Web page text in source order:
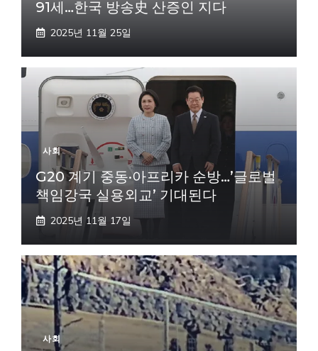
91세…한국 방송史 산증인 지다
2025년 11월 25일
사회
G20 계기 중동·아프리카 순방…’글로벌
책임강국 실용외교’ 기대된다
2025년 11월 17일
사회